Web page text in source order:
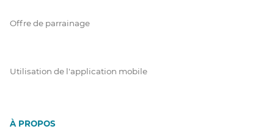
Offre de parrainage
Utilisation de l'application mobile
À PROPOS